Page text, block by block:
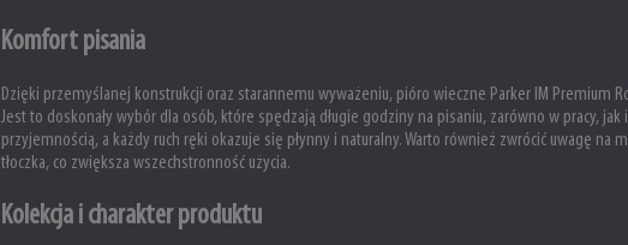
Komfort pisania
Dzięki przemyślanej konstrukcji oraz starannemu wyważeniu, pióro wieczne Parker IM Premium
Jest to doskonały wybór dla osób, które spędzają długie godziny na pisaniu, zarówno w pracy,
przyjemnością, a każdy ruch ręki okazuje się płynny i naturalny. Warto również zwrócić uwagę
tłoczka, co zwiększa wszechstronność użycia.
Kolekcja i charakter produktu